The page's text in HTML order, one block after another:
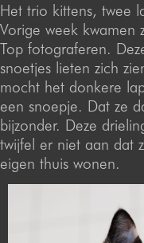
Het trio kittens, twee
Vorige week
Top fotograferen.
snoetjes lieten zich
mocht het donkere
een snoepje. Dat ze
bijzonder. Deze
twijfel er niet aan dat
eigen thuis wonen.